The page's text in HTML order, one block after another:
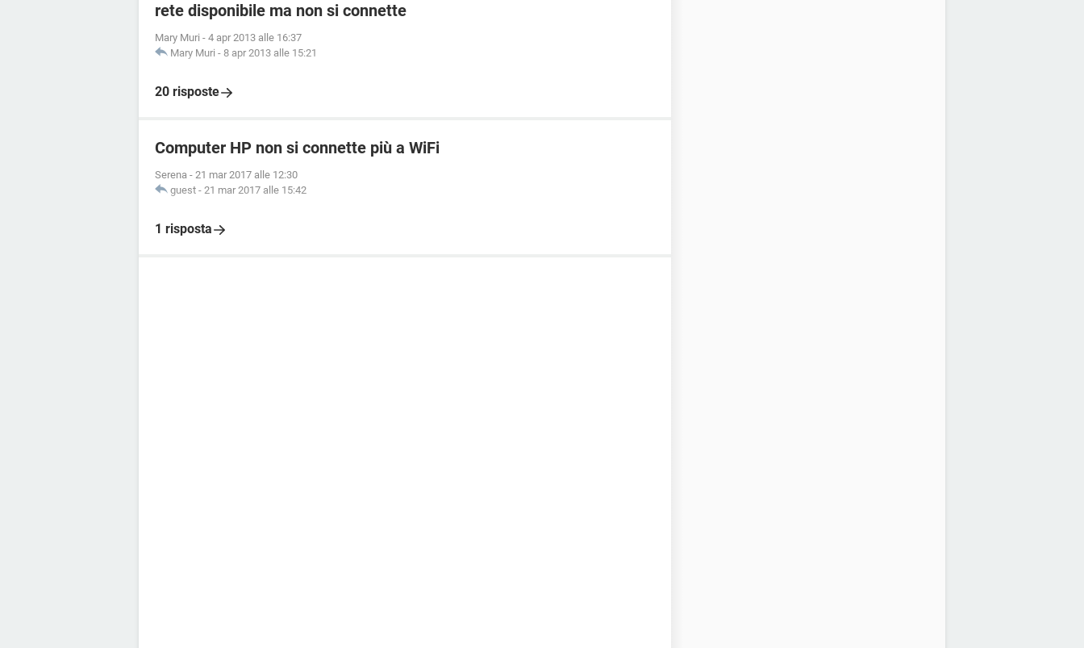
rete disponibile ma non si connette
Mary Muri - 4 apr 2013 alle 16:37
Mary Muri - 8 apr 2013 alle 15:21
20 risposte
Computer HP non si connette più a WiFi
Serena - 21 mar 2017 alle 12:30
guest - 21 mar 2017 alle 15:42
1 risposta